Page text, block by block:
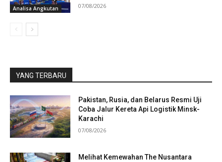
Analisa Angkutan 07/08/2026
YANG TERBARU
Pakistan, Rusia, dan Belarus Resmi Uji
Coba Jalur Kereta Api Logistik Minsk-
Karachi
07/08/2026
Melihat Kemewahan The Nusantara